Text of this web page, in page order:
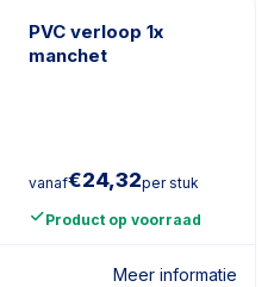
PVC verloop 1x
manchet
vanaf€24,32per stuk
Product op voorraad
Meer informatie